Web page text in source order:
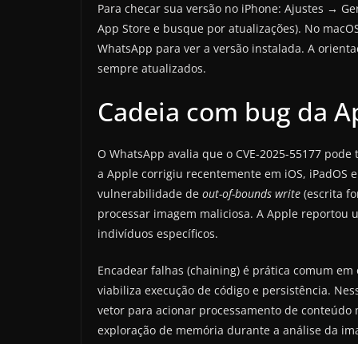
Para checar sua versão no iPhone: Ajustes →
App Store e busque por atualizações). No
WhatsApp para ver a versão instalada. A
sempre atualizados.
Cadeia com bug da
O WhatsApp avalia que o CVE-2025-55177
a Apple corrigiu recentemente em iOS, iPadOS
vulnerabilidade de out-of-bounds write (escrita
processar imagem maliciosa. A Apple reportou
indivíduos específicos.
Encadear falhas (chaining) é prática comum
viabiliza execução de código e persistência.
vetor para acionar processamento de
exploração de memória durante a análise da